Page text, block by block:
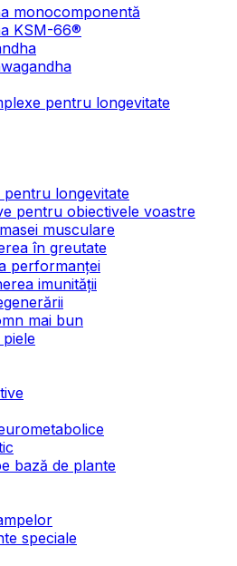
monocomponentă
KSM-66®
pentru longevitate
longevitate
pentru obiectivele voastre
musculare
în greutate
performanței
imunității
mai bun
bază de plante
speciale